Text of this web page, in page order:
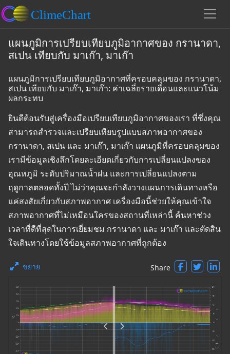
แผนภูมิการเปรียบเทียบภูมิอากาศของ กรานาดา,
สเปน เทียบกับ มาเก๊า, มาเก๊า
แผนภูมิการเปรียบเทียบภูมิอากาศที่ครอบคลุมของ กรานาดา,
สเปน เทียบกับ มาเก๊า, มาเก๊า: ค่าเฉลี่ยรายเดือนและแนวโน้ม
ผลกระทบ
ยินดีต้อนรับสู่เครื่องมือเปรียบเทียบภูมิอากาศของเรา ที่ซึ่งคุณ
สามารถสำรวจและเปรียบเทียบรูปแบบสภาพอากาศของ
กรานาดา, สเปน และ มาเก๊า, มาเก๊า แผนภูมิที่ครอบคลุมของ
เรามีข้อมูลเชิงลึกโดยละเอียดเกี่ยวกับการเปลี่ยนแปลงของ
อุณหภูมิ ระดับปริมาณน้ำฝน และการเปลี่ยนแปลงตาม
ฤดูกาลตลอดทั้งปี ไม่ว่าคุณจะกำลังวางแผนการเดินทางหรือ
แค่สงสัยเกี่ยวกับสภาพอากาศ เครื่องมือนี้ช่วยให้คุณเข้าใจ
สภาพอากาศที่ไม่เหมือนใครของสถานที่เหล่านี้ ค้นหาช่วง
เวลาที่ดีที่สุดในการเยี่ยมชม กรานาดา และ มาเก๊า และตัดสิน
ใจเดินทางโดยใช้ข้อมูลสภาพอากาศที่ถูกต้อง
ขยาย Share